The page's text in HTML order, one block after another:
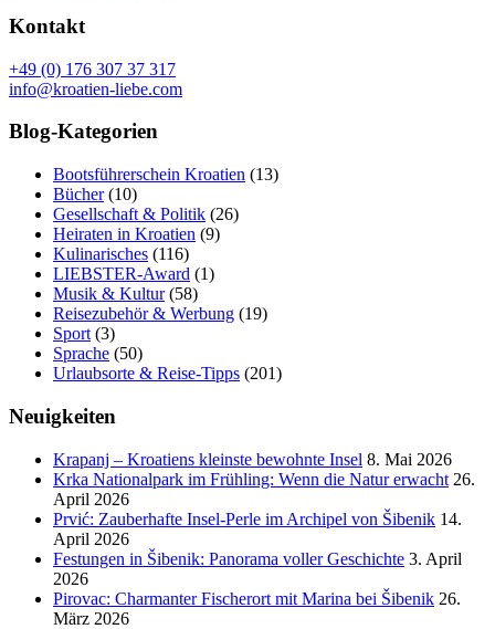
Kontakt
+49 (0) 176 307 37 317
info@kroatien-liebe.com
Blog-Kategorien
Bootsführerschein Kroatien (13)
Bücher(10)
Gesellschaft & Politik (26)
Heiraten in Kroatien (9)
Kulinarisches (116)
LIEBSTER-Award (1)
Musik & Kultur(58)
Reisezubehör & Werbung (19)
Sport (3)
Sprache (50)
Urlaubsorte & Reise-Tipps (201)
Neuigkeiten
Krapanj – Kroatiens kleinste bewohnte Insel 8. Mai 2026
Krka Nationalpark im Frühling: Wenn die Natur erwacht 26.
April 2026
Prvić: Zauberhafte Insel-Perle im Archipel von Šibenik 14.
April 2026
Festungen in Šibenik: Panorama voller Geschichte 3. April
2026
Pirovac: Charmanter Fischerort mit Marina bei Šibenik 26.
März 2026